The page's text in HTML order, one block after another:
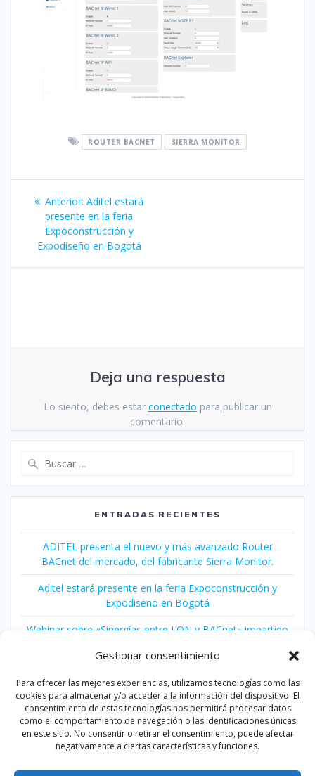
Gestionar consentimiento
Para ofrecer las mejores experiencias, utilizamos tecnologías como las
cookies para almacenar y/o acceder a la información del dispositivo. El
consentimiento de estas tecnologías nos permitirá procesar datos
como el comportamiento de navegación o las identificaciones únicas
en este sitio. No consentir o retirar el consentimiento, puede afectar
negativamente a ciertas características y funciones.
ROUTER BACNET SIERRA MONITOR
Navegación
entradas
Anterior: Entrada
anterior:
Aditel estará
presente en la feria
Expoconstrucción y
Expodiseño en Bogotá
Deja una respuesta
Lo siento, debes estar conectado para publicar un
comentario.
ENTRADAS RECIENTES
ADITEL presenta el nuevo y más avanzado Router
BACnet del mercado, del fabricante Sierra Monitor.
Aditel estará presente en la feria Expoconstrucción y
Expodiseño en Bogotá
Webinar sobre «Sinergías entre LON y BACnet» impartido
Automatización para Edificios Inteligentes
Congreso Ciudades Inteligentes 2018